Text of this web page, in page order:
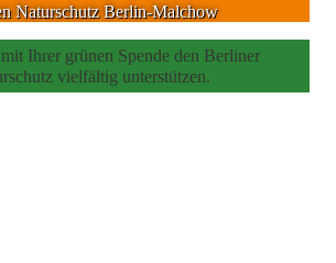
Naturschutz Berlin-Malchow
Ihrer grünen Spende den Berliner
vielfältig unterstützen.